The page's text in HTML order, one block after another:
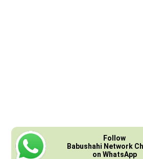
Follow
Babushahi Network
on WhatsApp